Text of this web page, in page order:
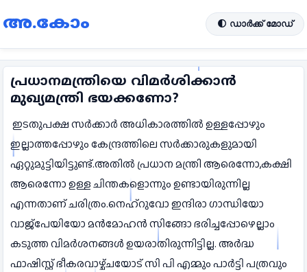
അ.കോം 🌓 ഡാർക്ക് മോഡ്
പ്രധാനമന്ത്രിയെ വിമര്‍ശിക്കാന്‍
മുഖ്യമന്ത്രി ഭയക്കണോ?
ഇടതുപക്ഷ സർക്കാർ അധികാരത്തിൽ ഉള്ളപ്പോഴും
ഇല്ലാത്തപ്പോഴും കേന്ദ്രത്തിലെ സർക്കാരുകളുമായി
ഏറ്റുമുട്ടിയിട്ടുണ്ട്.അതിൽ പ്രധാന മന്ത്രി ആരെന്നോ,കക്ഷി
ആരെന്നോ ഉള്ള ചിന്തകളൊന്നും ഉണ്ടായിരുന്നില്ല
എന്നതാണ് ചരിത്രം.നെഹ്റുവോ ഇന്ദിരാ ഗാന്ധിയോ
വാജ്പേയിയോ മന്‍മോഹന്‍ സിങ്ങോ ഭരിച്ചപ്പോഴെല്ലാം
കടുത്ത വിമര്‍ശനങ്ങള്‍ ഉയരാതിരുന്നിട്ടില്ല. അര്‍ദ്ധ
ഫാഷിസ്റ്റ് ഭീകരവാഴ്ച്ചയോട് സി പി എമ്മും പാര്‍ട്ടി പത്രവും